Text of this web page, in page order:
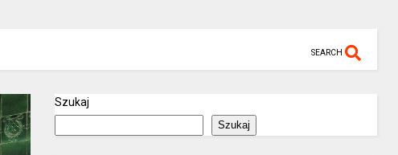
SEARCH
Szukaj
Szukaj